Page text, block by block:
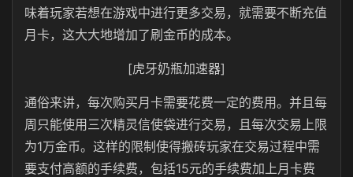
味着玩家若想在游戏中进行更多交易，就需要不断充值
月卡，这大大地增加了刷金币的成本。
[虎牙奶瓶加速器]
通俗来讲，每次购买月卡需要花费一定的费用。并且每
周只能使用三次精灵信使袋进行交易，且每次交易上限
为1万金币。这样的限制使得搬砖玩家在交易过程中需
要支付高额的手续费，包括15元的手续费加上月卡费